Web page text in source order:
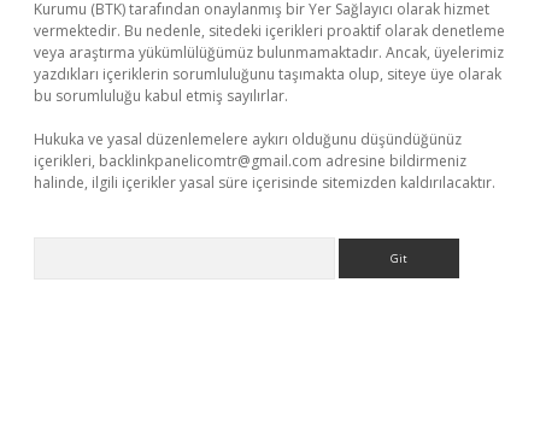
Kurumu (BTK) tarafından onaylanmış bir Yer Sağlayıcı olarak hizmet
vermektedir. Bu nedenle, sitedeki içerikleri proaktif olarak denetleme
veya araştırma yükümlülüğümüz bulunmamaktadır. Ancak, üyelerimiz
yazdıkları içeriklerin sorumluluğunu taşımakta olup, siteye üye olarak
bu sorumluluğu kabul etmiş sayılırlar.
Hukuka ve yasal düzenlemelere aykırı olduğunu düşündüğünüz
içerikleri, backlinkpanelicomtr@gmail.com adresine bildirmeniz
halinde, ilgili içerikler yasal süre içerisinde sitemizden kaldırılacaktır.